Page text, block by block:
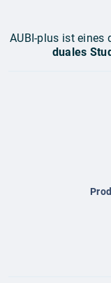
AUBI-plus ist eines
duales